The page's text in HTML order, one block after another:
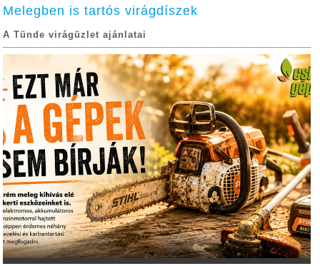
Melegben is tartós virágdíszek
A Tünde virágüzlet ajánlatai